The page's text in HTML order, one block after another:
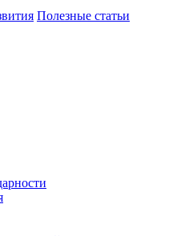
Полезные статьи